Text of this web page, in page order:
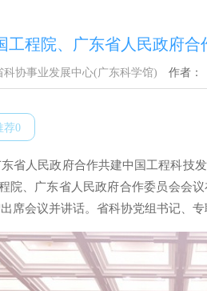
工程院、广东省人民政府
科协事业发展中心(广东科学馆) 作者：
荐0
省人民政府合作共建中国工程科技
院、广东省人民政府合作委员会会
席会议并讲话。省科协党组书记、